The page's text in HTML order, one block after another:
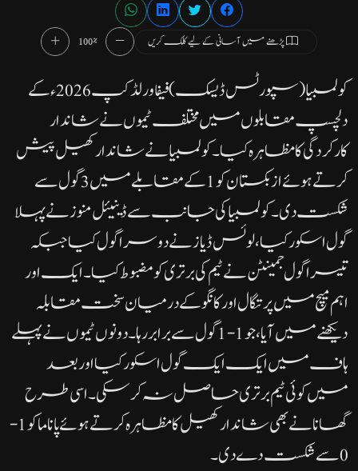
پڑھنے میں آسانی کے لیے کلک کریں 100%
کولمبیا( سپورٹس ڈیسک)فیفا ورلڈ کپ 2026ء کے
دلچسپ مقابلوں میں مختلف ٹیموں نے شاندار
کارکردگی کا مظاہرہ کیا۔کولمبیا نے شاندار کھیل پیش
کرتے ہوئے ازبکستان کو 1 کے مقابلے میں 3 گول سے
شکست دی۔ کولمبیا کی جانب سے ڈینیئل منوز نے پہلا
گول اسکور کیا، لوئس ڈیاز نے دوسرا گول کیا جبکہ
تیسرا گول جمینٹن نے ٹیم کی برتری کو مضبوط کیا۔ایک اور
اہم میچ میں پرتگال اور کانگو کے درمیان سخت مقابلہ
دیکھنے میں آیا، جو 1-1 گول سے برابر رہا۔ دونوں ٹیموں نے پہلے
ہاف میں ایک ایک گول اسکور کیا اور بعد
میں کوئی ٹیم برتری حاصل نہ کر سکی۔اسی طرح
گھانا نے بھی شاندار کھیل کا مظاہرہ کرتے ہوئے پاناما کو 1-
0 سے شکست دے دی۔